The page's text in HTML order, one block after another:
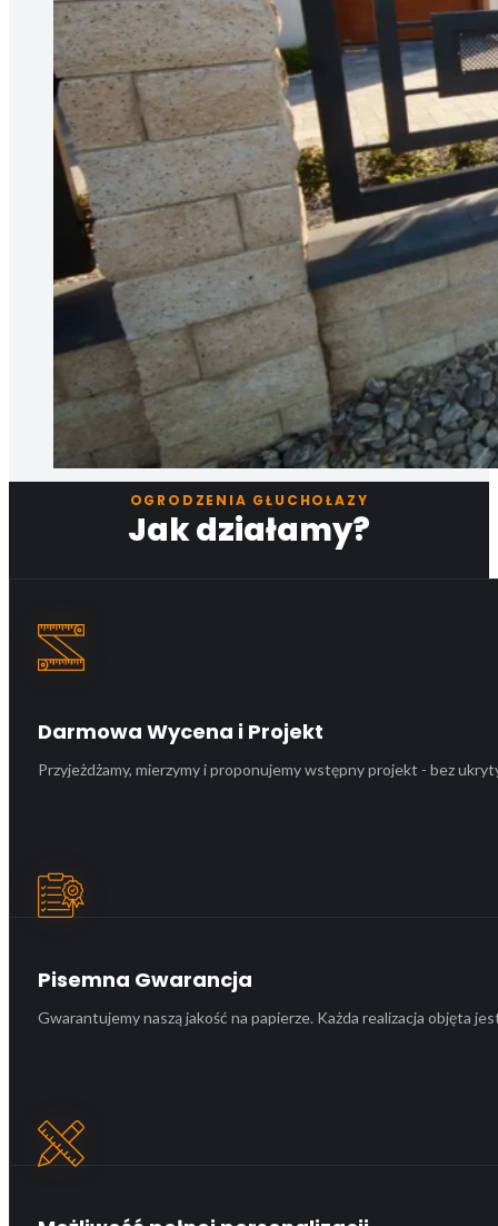
OGRODZENIA GŁUCHOŁAZY
Jak działamy?
Darmowa Wycena i Projekt
Przyjeżdżamy, mierzymy i proponujemy wstępny projekt - bez
Pisemna Gwarancja
Gwarantujemy naszą jakość na papierze. Każda realizacja objęta